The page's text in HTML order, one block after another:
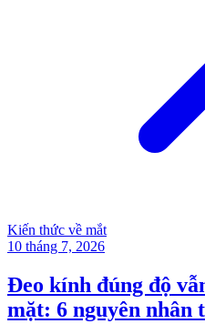
Kiến thức về mắt
10 tháng 7, 2026
Đeo kính đúng độ
mặt: 6 nguyên nhân